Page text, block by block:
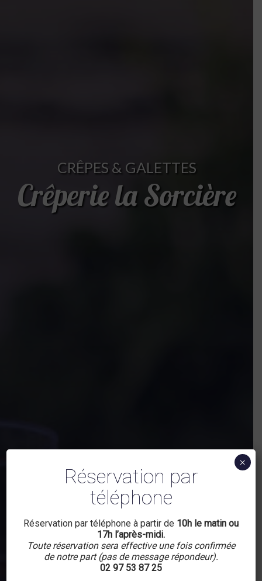
CRÊPES & GALETTES
Crêperie la Sorcière
Réservation par
téléphone
Réservation par téléphone à partir de 10h le matin ou
17h l’après-midi.
Toute réservation sera effective une fois confirmée
de notre part (pas de message répondeur).
02 97 53 87 25
×